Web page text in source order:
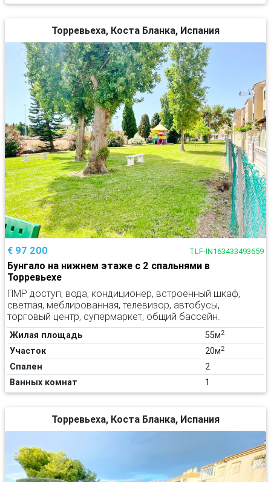
Торревьеха, Коста Бланка, Испания
€ 97 200 TLF-IN163433493659
Бунгало на нижнем этаже с 2 спальнями в
Торревьехе
ПМР доступ, вода, кондиционер, встроенный шкаф,
светлая, меблированная, телевизор, автобусы,
торговый центр, супермаркет, общий бассейн.
Жилая площадь 55м2
Участок 20м2
Спален
2
Ванных комнат
1
Торревьеха, Коста Бланка, Испания